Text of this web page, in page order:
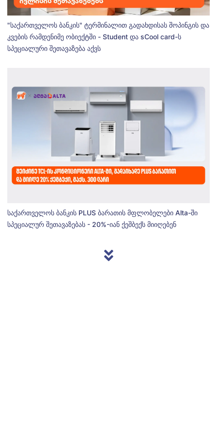
"საქართველოს ბანკის" ტერმინალით გადახდისას შოპინგის და
კვების რამდენიმე ობიექტში - Student და sCool card-ს
სპეციალური შეთავაზება აქვს
საქართველოს ბანკის PLUS ბარათის მფლობელები Alta-ში
სპეციალურ შეთავაზებას - 20%-იან ქეშბექს მიიღებენ